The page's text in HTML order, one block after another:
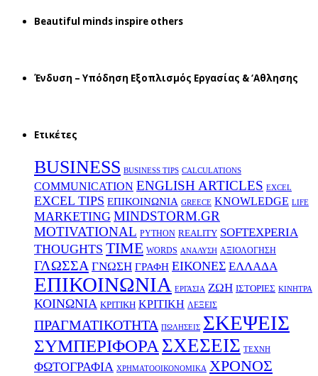
Beautiful minds inspire others
Ένδυση – Υπόδηση Εξοπλισμός Εργασίας & ‘Aθλησης
Ετικέτες
BUSINESS BUSINESS TIPS CALCULATIONS
COMMUNICATION ENGLISH ARTICLES EXCEL
EXCEL TIPS EΠΙΚΟΙΝΩΝΙΑ GREECE KNOWLEDGE LIFE
MARKETING MINDSTORM.GR
MOTIVATIONAL PYTHON REALITY SOFTEXPERIA
THOUGHTS TIME WORDS ΑΝΑΛΥΣΗ ΑΞΙΟΛΟΓΗΣΗ
ΓΛΩΣΣΑ ΓΝΩΣΗ ΓΡΑΦΗ ΕΙΚΟΝΕΣ ΕΛΛΑΔΑ
ΕΠΙΚΟΙΝΩΝΙΑ ΕΡΓΑΣΙΑ ΖΩΗ ΙΣΤΟΡΙΕΣ ΚΙΝΗΤΡΑ
ΚΟΙΝΩΝΙΑ ΚΡΙΤΙΚΗ ΚΡΙΤΙΚΗ ΛΕΞΕΙΣ
ΠΡΑΓΜΑΤΙΚΟΤΗΤΑ ΠΩΛΗΣΕΙΣ ΣΚΕΨΕΙΣ
ΣΥΜΠΕΡΙΦΟΡΑΣΧΕΣΕΙΣ ΤΕΧΝΗ
ΦΩΤΟΓΡΑΦΙΑ ΧΡΗΜΑΤΟΟΙΚΟΝΟΜΙΚΑ ΧΡΟΝΟΣ